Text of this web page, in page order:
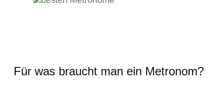
Für was braucht man ein Metronom?